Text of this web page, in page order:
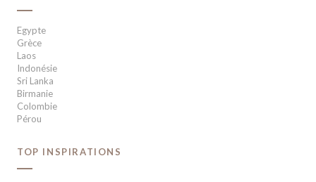
Egypte
Grèce
Laos
Indonésie
Sri Lanka
Birmanie
Colombie
Pérou
TOP INSPIRATIONS